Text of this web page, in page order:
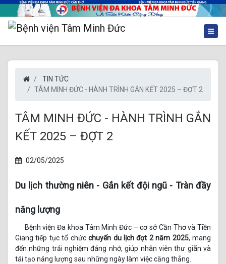
TIN TỨC
TÂM MINH ĐỨC - HÀNH TRÌNH GẮN KẾT 2025 – ĐỢT 2
TÂM MINH ĐỨC - HÀNH TRÌNH GẮN
KẾT 2025 – ĐỢT 2
02/05/2025
Du lịch thường niên - Gắn kết đội ngũ - Tràn đầy
năng lượng
Bệnh viện Đa khoa Tâm Minh Đức – cơ sở Cần Thơ và Tiền
Giang tiếp tục tổ chứcchuyến du lịch đợt 2 năm 2025, mang
đến những trải nghiệm đáng nhớ, giúp nhân viên thư giãn và
tái tạo năng lượng sau những ngày làm việc căng thẳng.